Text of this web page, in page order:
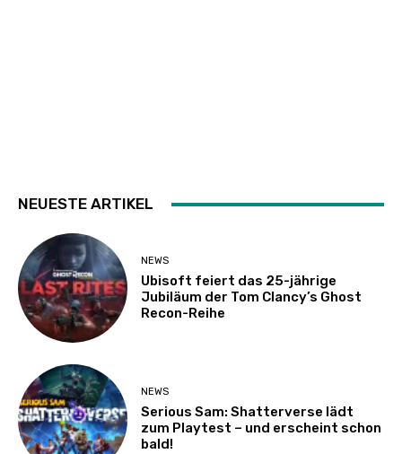
NEUESTE ARTIKEL
NEWS
Ubisoft feiert das 25-jährige
Jubiläum der Tom Clancy’s Ghost
Recon-Reihe
NEWS
Serious Sam: Shatterverse lädt
zum Playtest – und erscheint schon
bald!